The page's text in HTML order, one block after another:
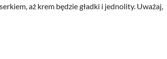
aż krem będzie gładki i jednolity. Uważaj,